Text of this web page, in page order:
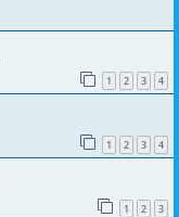
1 2 3 4
1 2 3 4
1 2 3